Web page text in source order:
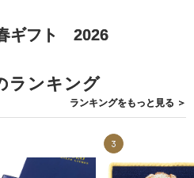
ギフト 2026
ランキング
ランキングをもっと見る ＞
3